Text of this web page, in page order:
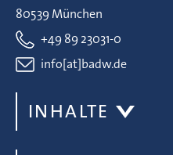
80539 München
+49 89 23031-0
info[at]badw.de
INHALTE